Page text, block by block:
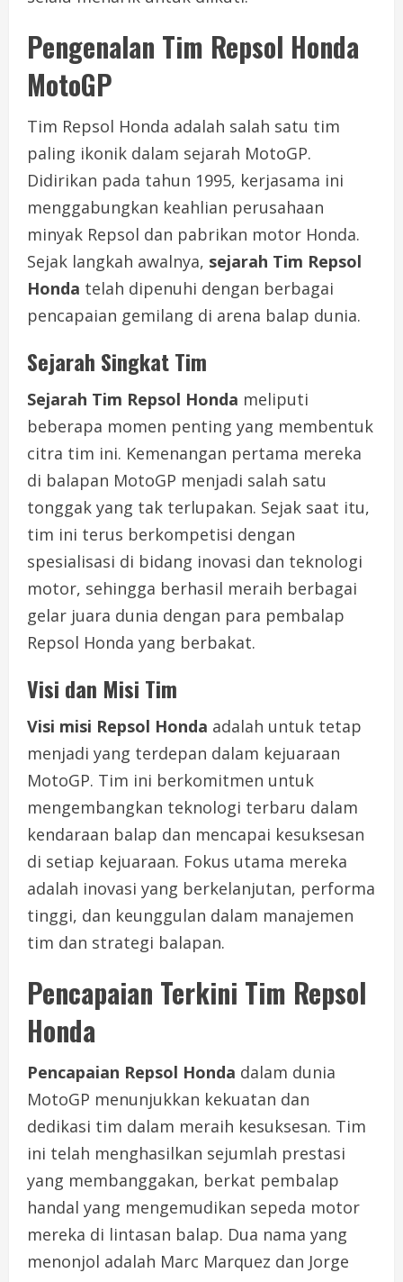
Pengenalan Tim Repsol Honda
MotoGP
Tim Repsol Honda adalah salah satu tim
paling ikonik dalam sejarah MotoGP.
Didirikan pada tahun 1995, kerjasama ini
menggabungkan keahlian perusahaan
minyak Repsol dan pabrikan motor Honda.
Sejak langkah awalnya, sejarah Tim Repsol
Honda telah dipenuhi dengan berbagai
pencapaian gemilang di arena balap dunia.
Sejarah Singkat Tim
Sejarah Tim Repsol Honda meliputi
beberapa momen penting yang membentuk
citra tim ini. Kemenangan pertama mereka
di balapan MotoGP menjadi salah satu
tonggak yang tak terlupakan. Sejak saat itu,
tim ini terus berkompetisi dengan
spesialisasi di bidang inovasi dan teknologi
motor, sehingga berhasil meraih berbagai
gelar juara dunia dengan para pembalap
Repsol Honda yang berbakat.
Visi dan Misi Tim
Visi misi Repsol Honda adalah untuk tetap
menjadi yang terdepan dalam kejuaraan
MotoGP. Tim ini berkomitmen untuk
mengembangkan teknologi terbaru dalam
kendaraan balap dan mencapai kesuksesan
di setiap kejuaraan. Fokus utama mereka
adalah inovasi yang berkelanjutan, performa
tinggi, dan keunggulan dalam manajemen
tim dan strategi balapan.
Pencapaian Terkini Tim Repsol
Honda
Pencapaian Repsol Honda dalam dunia
MotoGP menunjukkan kekuatan dan
dedikasi tim dalam meraih kesuksesan. Tim
ini telah menghasilkan sejumlah prestasi
yang membanggakan, berkat pembalap
handal yang mengemudikan sepeda motor
mereka di lintasan balap. Dua nama yang
menonjol adalah Marc Marquez dan Jorge